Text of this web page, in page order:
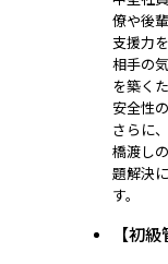
僚や後
支援力
相手の
を築く
安全性
さらに
橋渡し
題解決
す。
【初